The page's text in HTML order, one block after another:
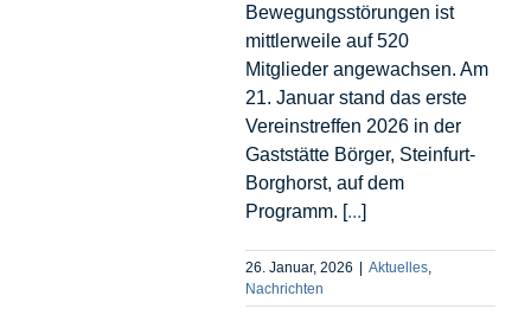
Bewegungsstörungen ist
mittlerweile auf 520
Mitglieder angewachsen. Am
21. Januar stand das erste
Vereinstreffen 2026 in der
Gaststätte Börger, Steinfurt-
Borghorst, auf dem
Programm. [...]
26. Januar, 2026 Aktuelles,
Nachrichten